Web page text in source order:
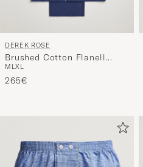
DEREK ROSE
Brushed Cotton Flanell
Pyjama Set Navy
M LXL
265€